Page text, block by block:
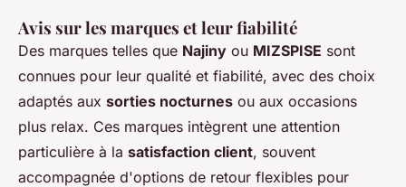
Avis sur les marques et leur fiabilité
Des marques telles que Najiny ou MIZSPISE sont
connues pour leur qualité et fiabilité, avec des choix
adaptés aux sorties nocturnes ou aux occasions
plus relax. Ces marques intègrent une attention
particulière à la satisfaction client, souvent
accompagnée d'options de retour flexibles pour